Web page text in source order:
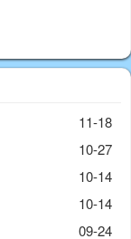
11-18
10-27
10-14
10-14
09-24